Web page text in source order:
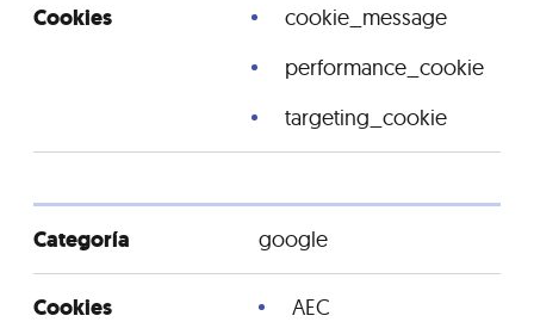
cookie_message
performance_cookie
targeting_cookie
google
AEC